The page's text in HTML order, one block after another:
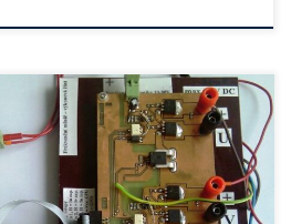
představují podle našeho názoru